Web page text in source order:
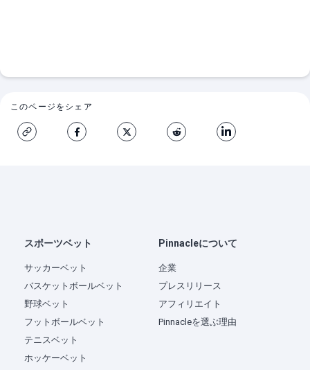
このページをシェア
スポーツベット
サッカーベット
バスケットボールベット
野球ベット
フットボールベット
テニスベット
ホッケーベット
Pinnacleについて
企業
プレスリリース
アフィリエイト
Pinnacleを選ぶ理由